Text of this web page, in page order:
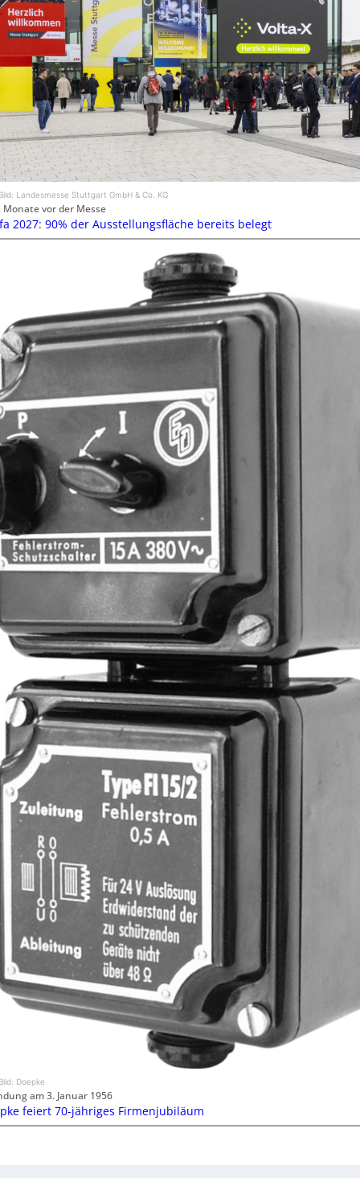
Landesmesse Stuttgart GmbH & Co. KG
Monate vor der Messe
2027: 90% der Ausstellungsfläche bereits belegt
Doepke
am 3. Januar 1956
feiert 70-jähriges Firmenjubiläum